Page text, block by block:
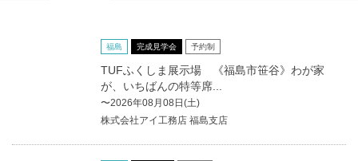
福島 完成見学会 予約制
TUFふくしま展示場 《福島市笹谷》わが家
が、いちばんの特等席...
〜2026年08月08日(土)
株式会社アイ工務店 福島支店